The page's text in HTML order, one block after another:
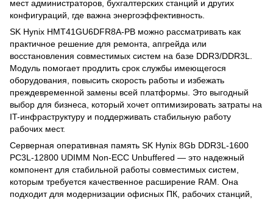
мест администраторов, бухгалтерских станций и других
конфигураций, где важна энергоэффективность.
SK Hynix HMT41GU6DFR8A-PB можно рассматривать как
практичное решение для ремонта, апгрейда или
восстановления совместимых систем на базе DDR3/DDR3L.
Модуль помогает продлить срок службы имеющегося
оборудования, повысить скорость работы и избежать
преждевременной замены всей платформы. Это выгодный
выбор для бизнеса, который хочет оптимизировать затраты на
IT-инфраструктуру и поддерживать стабильную работу
рабочих мест.
Серверная оперативная память SK Hynix 8Gb DDR3L-1600
PC3L-12800 UDIMM Non-ECC Unbuffered — это надежный
компонент для стабильной работы совместимых систем,
которым требуется качественное расширение RAM. Она
подходит для модернизации офисных ПК, рабочих станций,